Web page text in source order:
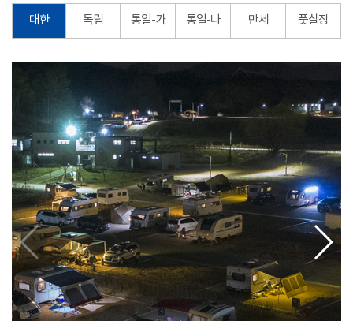
대한 독립 통일-가 통일-나 만세 풋살장